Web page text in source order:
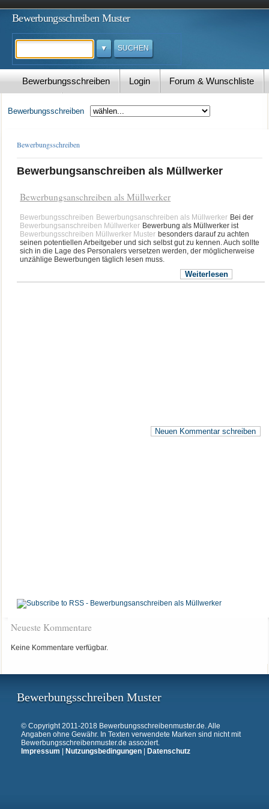
Bewerbungsschreiben Muster
Suchen
Bewerbungsschreiben Login Forum & Wunschliste
Bewerbungsschreiben
Bewerbungsschreiben
Bewerbungsanschreiben als Müllwerker
Bewerbungsanschreiben als Müllwerker
Bewerbungsschreiben Bewerbungsanschreiben als Müllwerker
Bewerbungsanschreiben Müllwerker
Bewerbungsschreiben Müllwerker Muster
Bei der
Bewerbung als Müllwerker ist
besonders darauf zu achten
seinen potentiellen Arbeitgeber und sich selbst gut zu kennen. Auch sollte
sich in die Lage des Personalers versetzen werden, der möglicherweise
unzählige Bewerbungen täglich lesen muss.
Weiterlesen
Neuen Kommentar schreiben
Neueste Kommentare
Keine Kommentare verfügbar.
Bewerbungsschreiben Muster
© Copyright 2011-2018 Bewerbungsschreibenmuster.de. Alle
Angaben ohne Gewähr. In Texten verwendete Marken sind nicht mit
Bewerbungsschreibenmuster.de assoziert.
Impressum
Nutzungsbedingungen Datenschutz